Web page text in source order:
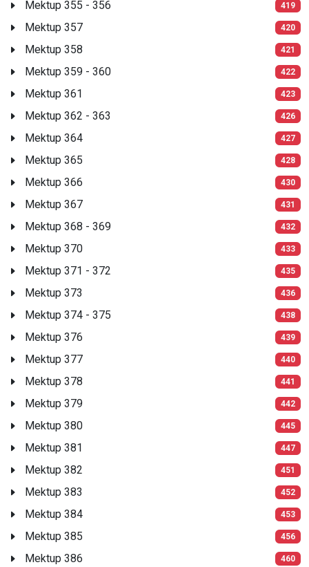
Mektup 355 - 356 419
Mektup 357 420
Mektup 358 421
Mektup 359 - 360 422
Mektup 361 423
Mektup 362 - 363 426
Mektup 364 427
Mektup 365 428
Mektup 366 430
Mektup 367 431
Mektup 368 - 369 432
Mektup 370 433
Mektup 371 - 372 435
Mektup 373 436
Mektup 374 - 375 438
Mektup 376 439
Mektup 377 440
Mektup 378 441
Mektup 379 442
Mektup 380 445
Mektup 381 447
Mektup 382 451
Mektup 383 452
Mektup 384 453
Mektup 385 456
Mektup 386 460